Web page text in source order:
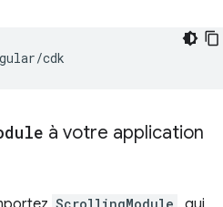
à votre application